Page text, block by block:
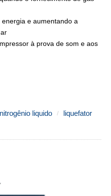
e aumentando a
à prova de som e aos
liquido
liquefator